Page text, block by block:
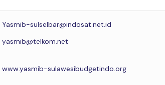
Yasmib-sulselbar@indosat.net.id
yasmib@telkom.net
www.yasmib-sulawesibudgetindo.org